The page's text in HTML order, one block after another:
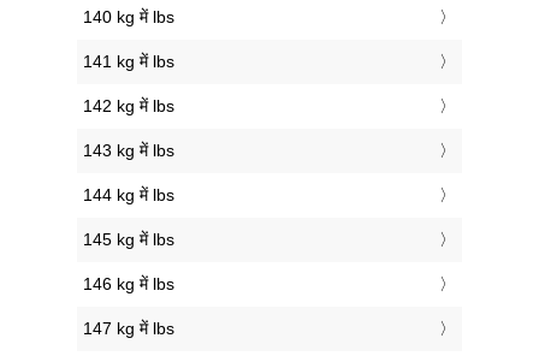
140 kg में lbs
141 kg में lbs
142 kg में lbs
143 kg में lbs
144 kg में lbs
145 kg में lbs
146 kg में lbs
147 kg में lbs